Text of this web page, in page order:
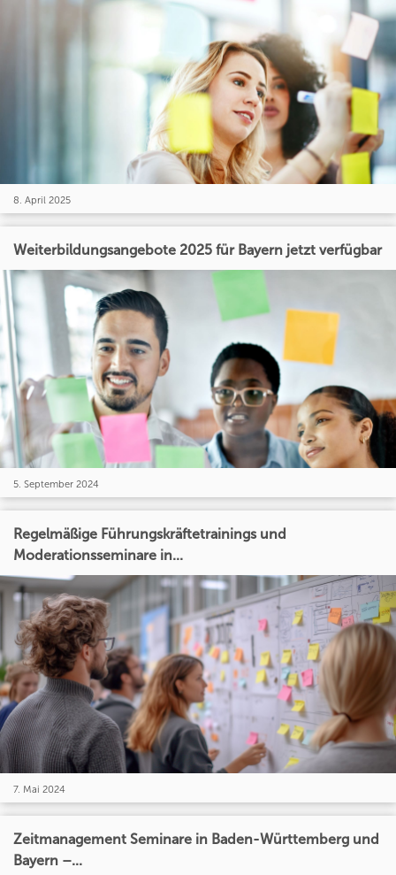
8. April 2025
Weiterbildungsangebote 2025 für Bayern jetzt verfügbar
5. September 2024
Regelmäßige Führungskräftetrainings und
Moderationsseminare in...
7. Mai 2024
Zeitmanagement Seminare in Baden-Württemberg und
Bayern –...